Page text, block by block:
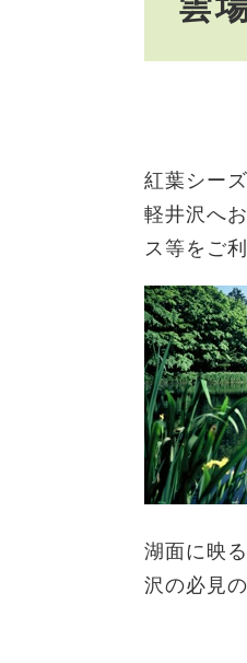
紅葉シー
軽井沢へ
ス等をご
湖面に映
沢の必見